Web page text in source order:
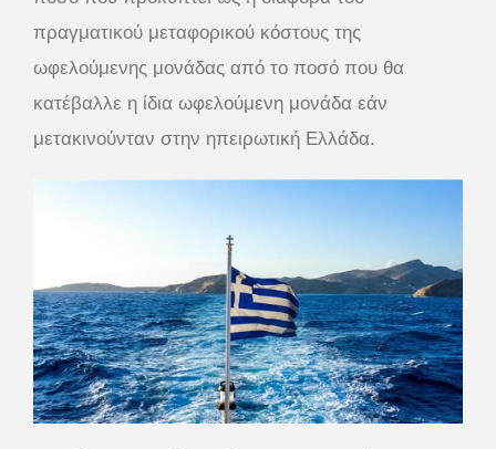
πραγματικού μεταφορικού κόστους της
ωφελούμενης μονάδας από το ποσό που θα
κατέβαλλε η ίδια ωφελούμενη μονάδα εάν
μετακινούνταν στην ηπειρωτική Ελλάδα.